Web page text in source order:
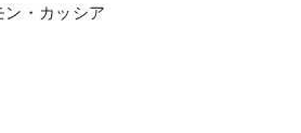
・カッシア